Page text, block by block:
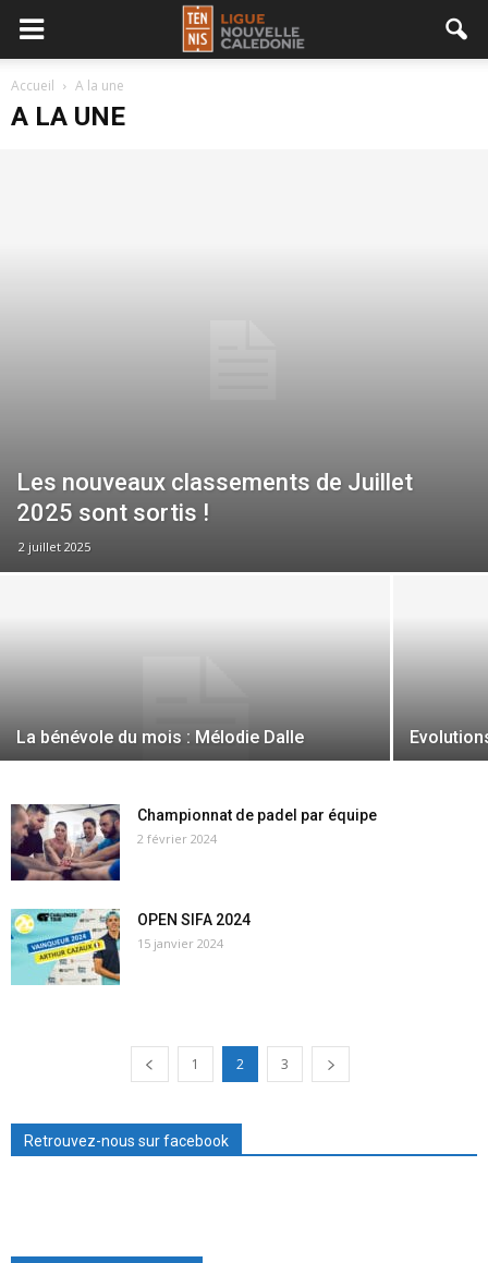
Accueil A la une
A LA UNE
Les nouveaux classements de Juillet
2025 sont sortis !
2 juillet 2025
La bénévole du mois : Mélodie Dalle
Championnat de padel par équipe
2 février 2024
OPEN SIFA 2024
15 janvier 2024
1 2 3
Retrouvez-nous sur facebook